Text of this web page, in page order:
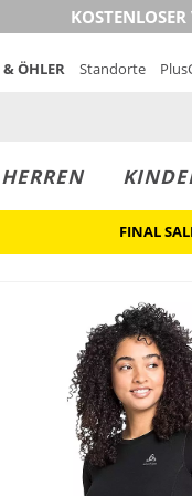
ÖHLER Standorte
HERREN
FINAL